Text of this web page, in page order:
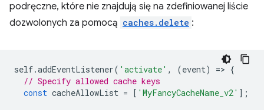
podręczne, które nie znajdują się na zdefiniowanej liście
dozwolonych za pomocą caches.delete :
self.addEventListener( 'activate' , (event) => {
// Specify allowed cache keys
const cacheAllowList = [ 'MyFancyCacheName_v2' ];